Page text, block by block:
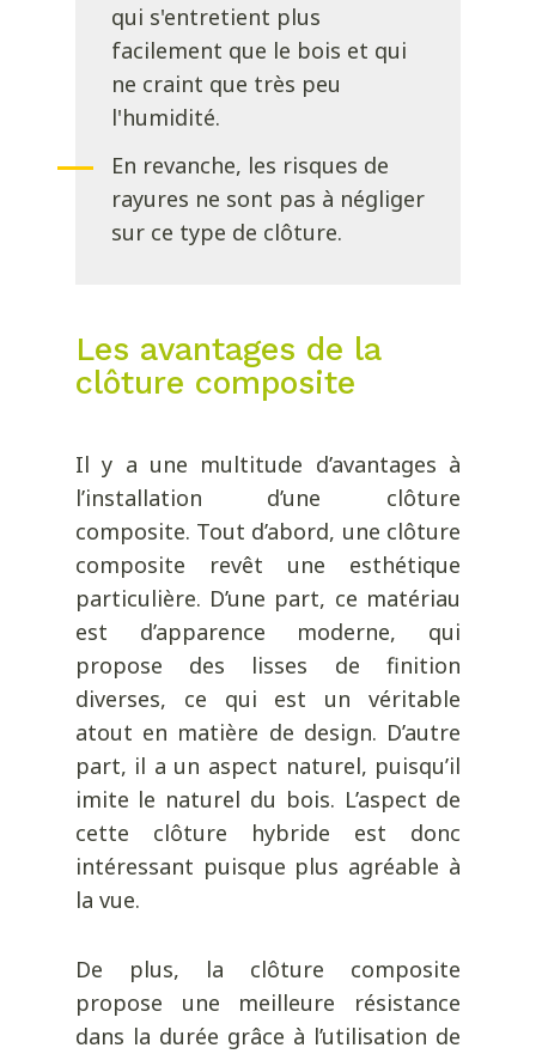
qui s'entretient plus
facilement que le bois et qui
ne craint que très peu
l'humidité.
En revanche, les risques de
rayures ne sont pas à négliger
sur ce type de clôture.
Les avantages de la
clôture composite
Il y a une multitude d’avantages à
l’installation d’une clôture
composite. Tout d’abord, une clôture
composite revêt une esthétique
particulière. D’une part, ce matériau
est d’apparence moderne, qui
propose des lisses de finition
diverses, ce qui est un véritable
atout en matière de design. D’autre
part, il a un aspect naturel, puisqu’il
imite le naturel du bois. L’aspect de
cette clôture hybride est donc
intéressant puisque plus agréable à
la vue.
De plus, la clôture composite
propose une meilleure résistance
dans la durée grâce à l’utilisation de